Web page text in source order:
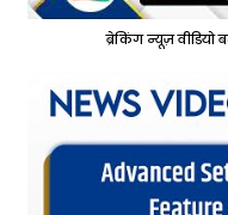
ब्रेकिंग न्यूज़